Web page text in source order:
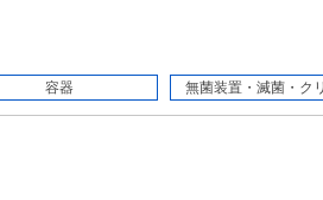
容器
無菌装置・滅菌・ク